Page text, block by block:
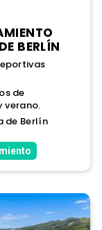
BERLÍN
de
verano.
de Berlín